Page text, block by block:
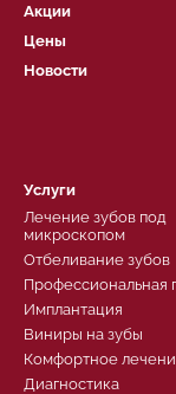
Акции
Цены
Новости
Услуги
Лечение зубов под
микроскопом
Отбеливание зубов
Профессиональная
Имплантация
Виниры на зубы
Комфортное
Диагностика